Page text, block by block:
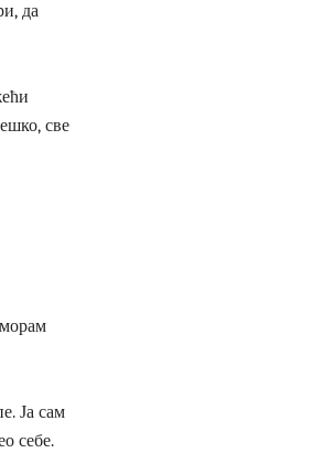
да
све
Ја сам
себе.